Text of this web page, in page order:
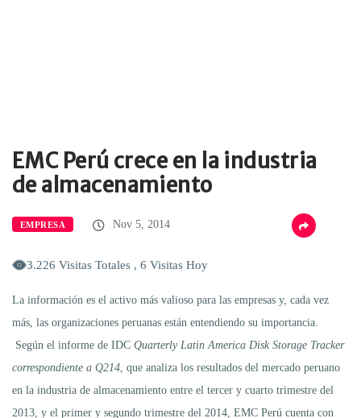
EMC Perú crece en la industria
de almacenamiento
EMPRESA Nov 5, 2014
3.226 Visitas Totales , 6 Visitas Hoy
La información es el activo más valioso para las empresas y, cada vez
más, las organizaciones peruanas están entendiendo su importancia.
Según el informe de IDC Quarterly Latin America Disk Storage Tracker
correspondiente a Q214 , que analiza los resultados del mercado peruano
en la industria de almacenamiento entre el tercer y cuarto trimestre del
2013, y el primer y segundo trimestre del 2014, EMC Perú cuenta con